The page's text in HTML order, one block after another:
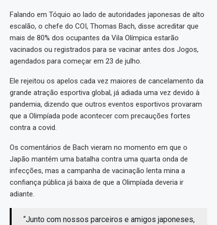
Falando em Tóquio ao lado de autoridades japonesas de alto
escalão, o chefe do COI, Thomas Bach, disse acreditar que
mais de 80% dos ocupantes da Vila Olímpica estarão
vacinados ou registrados para se vacinar antes dos Jogos,
agendados para começar em 23 de julho.
Ele rejeitou os apelos cada vez maiores de cancelamento da
grande atração esportiva global, já adiada uma vez devido à
pandemia, dizendo que outros eventos esportivos provaram
que a Olimpíada pode acontecer com precauções fortes
contra a covid.
Os comentários de Bach vieram no momento em que o
Japão mantém uma batalha contra uma quarta onda de
infecções, mas a campanha de vacinação lenta mina a
confiança pública já baixa de que a Olimpíada deveria ir
adiante.
“Junto com nossos parceiros e amigos japoneses,